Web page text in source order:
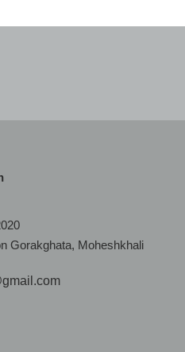
Gorakghata, Moheshkhali